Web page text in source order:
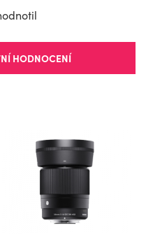
HODNOCENÍ